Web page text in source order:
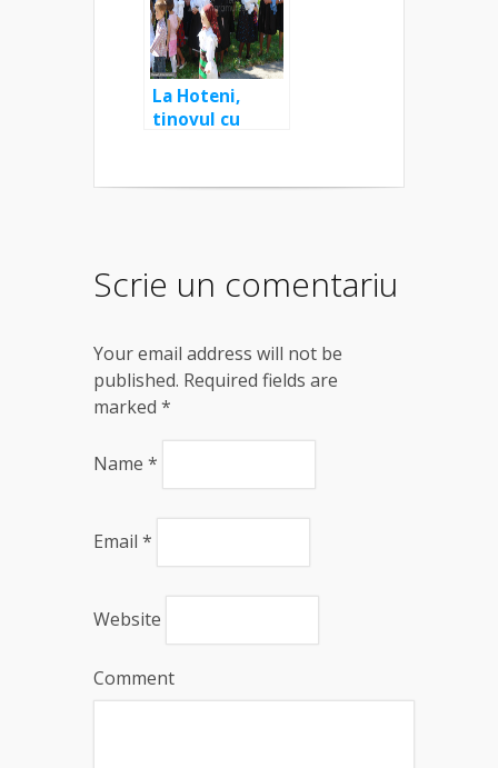
La Hoteni,
tinovul cu
de la Biserica
Scrie un comentariu
Your email address will not be
published. Required fields are
marked *
Name *
Email *
Website
Comment